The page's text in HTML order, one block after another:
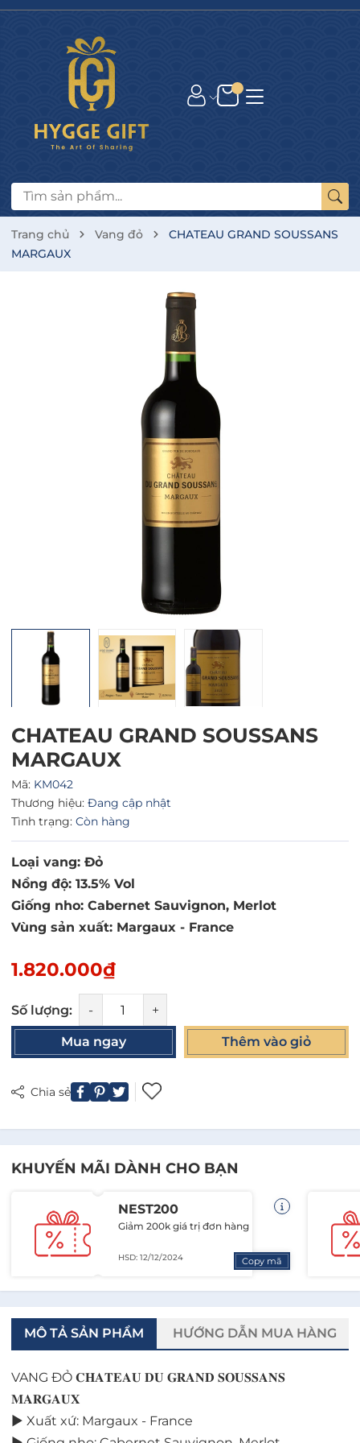
Trang chủ Vang đỏ
CHATEAU GRAND SOUSSANS
MARGAUX
CHATEAU GRAND SOUSSANS
MARGAUX
Mã: KM042
Thương hiệu: Đang cập nhật
Tình trạng: Còn hàng
Loại vang: Đỏ
Nồng độ: 13.5% Vol
Giống nho: Cabernet Sauvignon, Merlot
Vùng sản xuất: Margaux - France
1.820.000₫
Số lượng: - +
Mua ngay Thêm vào giỏ
Chia sẻ
KHUYẾN MÃI DÀNH CHO BẠN
NEST200
Giảm 200k giá trị đơn hàng
HSD: 12/12/2024 Copy mã
MÔ TẢ SẢN PHẨM HƯỚNG DẪN MUA HÀNG
VANG ĐỎ 𝐂𝐇𝐀𝐓𝐄𝐀𝐔 𝐃𝐔 𝐆𝐑𝐀𝐍𝐃 𝐒𝐎𝐔𝐒𝐒𝐀𝐍𝐒
𝐌𝐀𝐑𝐆𝐀𝐔𝐗
► Xuất xứ: Margaux - France